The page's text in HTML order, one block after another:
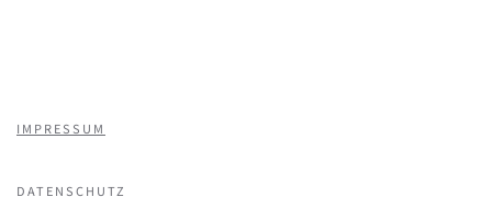
IMPRESSUM
DATENSCHUTZ